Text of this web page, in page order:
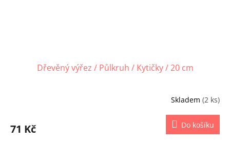
Dřevěný výřez / Půlkruh / Kytičky / 20 cm
Skladem (2 ks)
71 Kč Do košíku